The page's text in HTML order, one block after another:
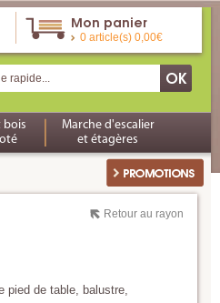
Mon panier
0 article(s) 0,00€
bois
Marche d'escalier
et étagères
Retour au rayon
pied de table, balustre,